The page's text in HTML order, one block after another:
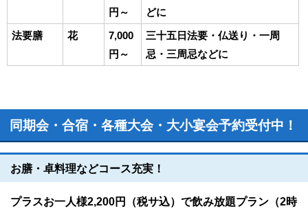
円～
どに
法要膳
花
7,000
円～
三十五日法要・仏送り・一周
忌・三周忌などに
同期会・合宿・各種大会・大小宴会予約受付中！
お膳・卓料理などコース充実！
プラスお一人様2,200円（税サ込）で飲み放題プラン（2時